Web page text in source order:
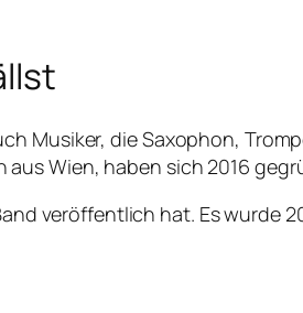
Musiker, die Saxophon,
aus Wien, haben sich 2016
veröffentlich hat. Es wurde